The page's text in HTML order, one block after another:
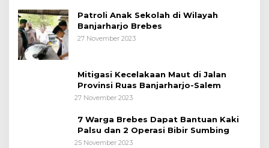
Patroli Anak Sekolah di Wilayah
Banjarharjo Brebes
27 November 2023
Mitigasi Kecelakaan Maut di Jalan
Provinsi Ruas Banjarharjo-Salem
27 November 2023
7 Warga Brebes Dapat Bantuan Kaki
Palsu dan 2 Operasi Bibir Sumbing
25 November 2023